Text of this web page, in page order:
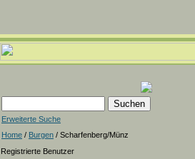
Erweiterte Suche
Home / Burgen / Scharfenberg/Münz
Registrierte Benutzer